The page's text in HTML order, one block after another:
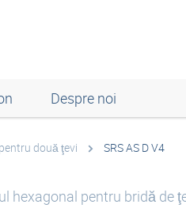
Despre noi
două ţevi SRS AS D V4
hexagonal pentru bridă de